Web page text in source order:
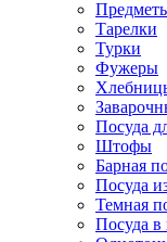
Тарелки
Турки
Фужеры
Посуда
Штофы
Барная
Посуда
Темная
Посуда в